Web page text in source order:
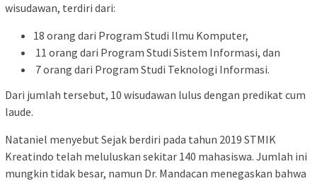
wisudawan, terdiri dari:
18 orang dari Program Studi Ilmu Komputer,
11 orang dari Program Studi Sistem Informasi, dan
7 orang dari Program Studi Teknologi Informasi.
Dari jumlah tersebut, 10 wisudawan lulus dengan predikat cum
laude.
Nataniel menyebut Sejak berdiri pada tahun 2019 STMIK
Kreatindo telah meluluskan sekitar 140 mahasiswa. Jumlah ini
mungkin tidak besar, namun Dr. Mandacan menegaskan bahwa